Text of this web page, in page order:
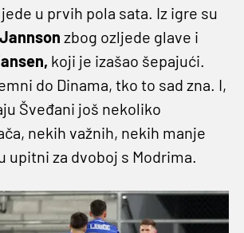
u prvih pola sata. Iz igre su
zbog ozljede glave i
koji je izašao šepajući.
do Dinama, tko to sad zna. I,
Šveđani još nekoliko
nekih važnih, nekih manje
upitni za dvoboj s Modrima.